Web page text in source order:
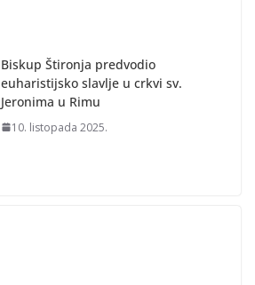
Biskup Štironja predvodio
euharistijsko slavlje u crkvi sv.
Jeronima u Rimu
10. listopada 2025.